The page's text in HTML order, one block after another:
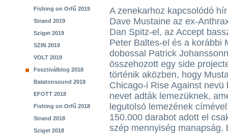
Fishing on Orfű 2019
Strand 2019
Sziget 2019
SZIN 2019
VOLT 2019
Fesztiválblog 2018
Balatonsound 2018
EFOTT 2018
Fishing on Orfű 2018
Strand 2018
Sziget 2018
A zenekarhoz kapcsolódó
Dave Mustaine az ex-
Dan Spitz-el, az Accept
Peter Baltes-el és a korábbi
dobossal Patrick
összehozott egy side
történik aközben, hogy
Chicago-i Rise Against
nevet adták lemezüknek,
legutolsó lemezének
150.000 darabot adott el
szép mennyiség manapság,